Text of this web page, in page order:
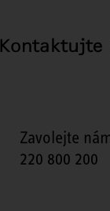
Kontaktujte
Zavolejte
220 800 200